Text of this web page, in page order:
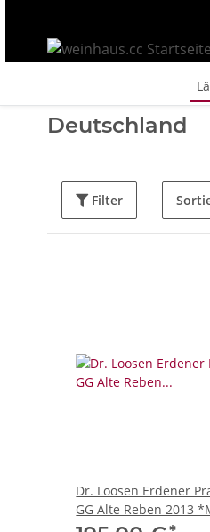
Deutschland
Filter
Dr. Loosen Erdener
GG Alte Reben 2013